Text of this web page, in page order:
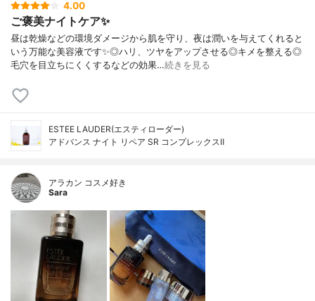
4.00
ご褒美ナイトケア✨
昼は乾燥などの環境ダメージから肌を守り、夜は潤いを与えてくれると
いう万能な美容液です✨◎ハリ、ツヤをアップさせる◎キメを整える◎
毛穴を目立ちにくくするなどの効果…続きを見る
ESTEE LAUDER(エスティローダー)
アドバンス ナイト リペア SR コンプレックスⅡ
アラカン コスメ好き
Sara